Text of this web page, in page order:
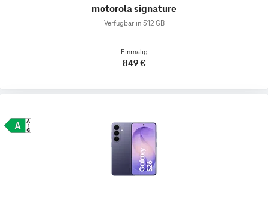
motorola signature
Verfügbar in 512 GB
Einmalig
849 €